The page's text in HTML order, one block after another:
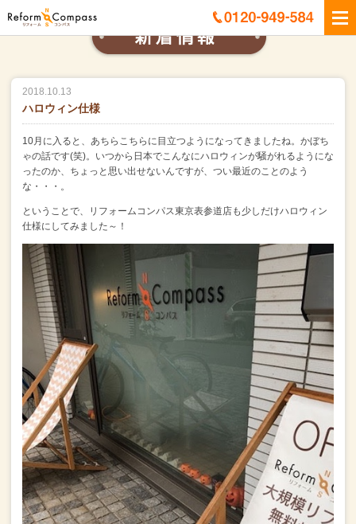
2018.10.13
ハロウィン仕様
10月に入ると、あちらこちらに目立つようになってきましたね。 かぼち
ゃの話です(笑)。 いつから日本でこんなにハロウィンが騒がれるようにな
ったのか、 ちょっと思い出せないんですが、つい最近のことのよう
な・・・。
ということで、リフォームコンパス東京表参道店も 少しだけハロウィン
仕様にしてみました～！